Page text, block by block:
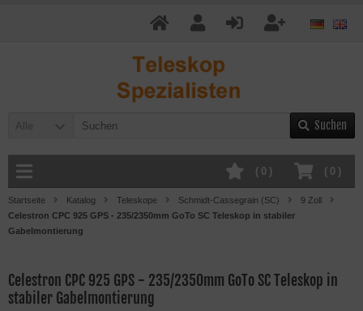
Alle Suchen
( 0 )
( 0 )
Startseite Katalog Teleskope Schmidt-Cassegrain (SC)
9 Zoll
Celestron CPC 925 GPS - 235/2350mm GoTo SC Teleskop in stabiler
Gabelmontierung
Celestron CPC 925 GPS - 235/2350mm GoTo SC Teleskop in
stabiler Gabelmontierung